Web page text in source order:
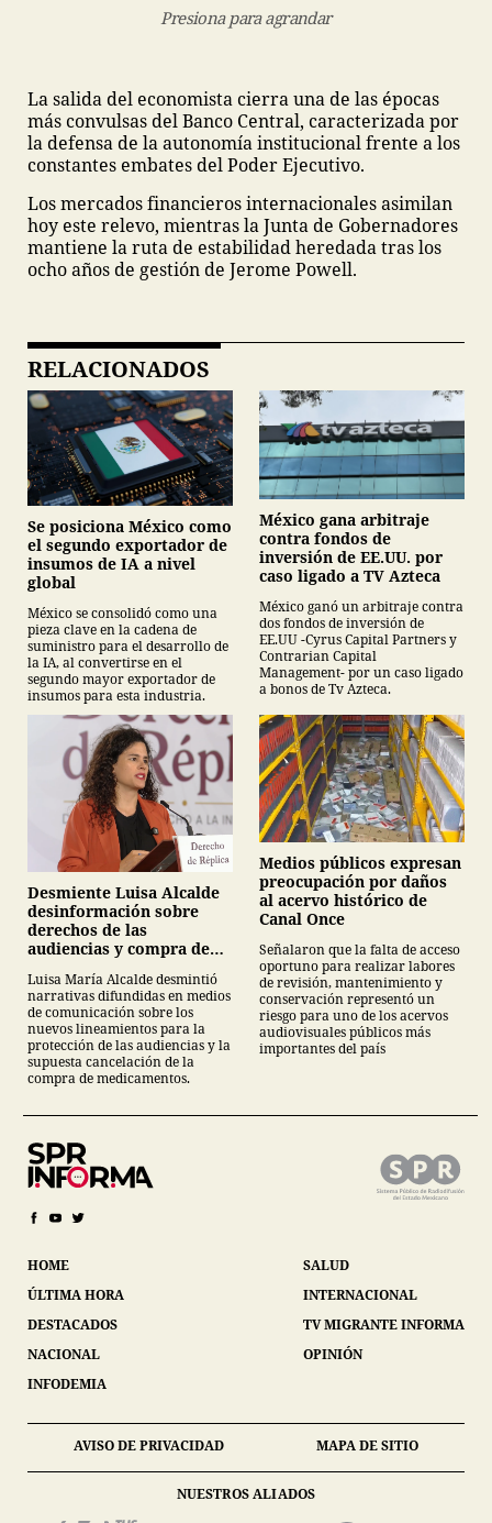
Presiona para agrandar
La salida del economista cierra una de las épocas
más convulsas del Banco Central, caracterizada por
la defensa de la autonomía institucional frente a los
constantes embates del Poder Ejecutivo.
Los mercados financieros internacionales asimilan
hoy este relevo, mientras la Junta de Gobernadores
mantiene la ruta de estabilidad heredada tras los
ocho años de gestión de Jerome Powell.
RELACIONADOS
Se posiciona México como
el segundo exportador de
insumos de IA a nivel
global
México se consolidó como una
pieza clave en la cadena de
suministro para el desarrollo de
la IA, al convertirse en el
segundo mayor exportador de
insumos para esta industria.
México gana arbitraje
contra fondos de
inversión de EE.UU. por
caso ligado a TV Azteca
México ganó un arbitraje contra
dos fondos de inversión de
EE.UU -Cyrus Capital Partners y
Contrarian Capital
Management- por un caso ligado
a bonos de Tv Azteca.
Desmiente Luisa Alcalde
desinformación sobre
derechos de las
audiencias y compra de
Luisa María Alcalde desmintió
narrativas difundidas en medios
de comunicación sobre los
nuevos lineamientos para la
protección de las audiencias y la
supuesta cancelación de la
compra de medicamentos.
Medios públicos expresan
preocupación por daños
al acervo histórico de
Canal Once
Señalaron que la falta de acceso
oportuno para realizar labores
de revisión, mantenimiento y
conservación representó un
riesgo para uno de los acervos
audiovisuales públicos más
importantes del país
HOME
ÚLTIMA HORA
DESTACADOS
NACIONAL
INFODEMIA
SALUD
INTERNACIONAL
TV MIGRANTE INFORMA
OPINIÓN
AVISO DE PRIVACIDAD MAPA DE SITIO
NUESTROS ALIADOS